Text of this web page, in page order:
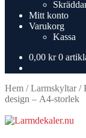
Mitt konto
Varukorg
Kassa
0,00 kr 0
Hem /Larmskyltar/
design – A4-storlek